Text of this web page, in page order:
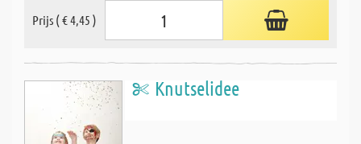
Prijs ( € 4,45 )
Knutselidee